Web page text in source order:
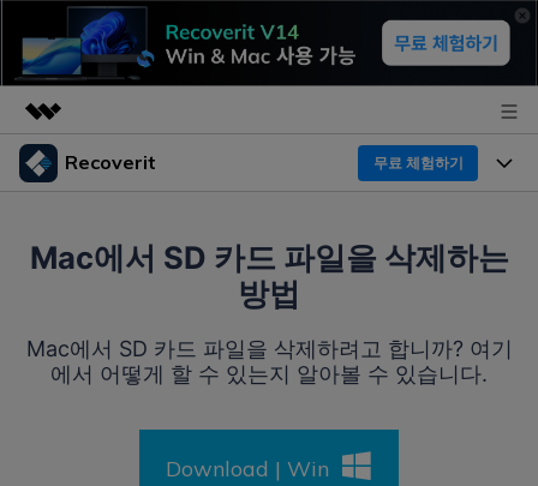
주요 제품
유틸리티
비즈니스
뉴스룸
Recoverit 무료 체험하기
Recoverit - Windows 버전
선도적인 데이터 복구 전문가
미디어 복구하기
복구 Tips
외장 저장장치 복구
Mac에서 SD 카드 파일을 삭제하는
방법
Mac에서 SD 카드 파일을 삭제하려고 합니까? 여기
에서 어떻게 할 수 있는지 알아볼 수 있습니다.
Download | Win